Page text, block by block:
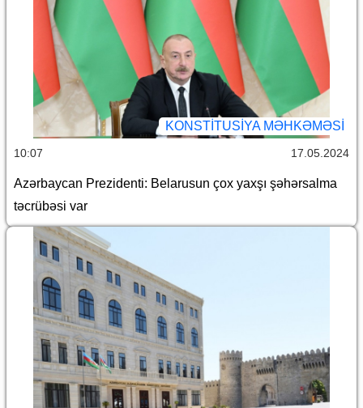
KONSTITUSIYA MƏHKƏMƏSI
10:07 17.05.2024
Azərbaycan Prezidenti: Belarusun çox yaxşı şəhərsalma
təcrübəsi var